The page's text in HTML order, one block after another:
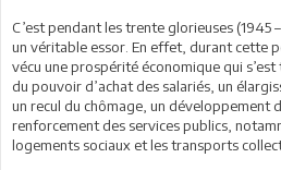
C’est pendant les trente glorieuses (1945
un véritable essor. En effet, durant cette
vécu une prospérité économique qui
du pouvoir d’achat des salariés, un
un recul du chômage, un développement
renforcement des services publics,
logements sociaux et les transports